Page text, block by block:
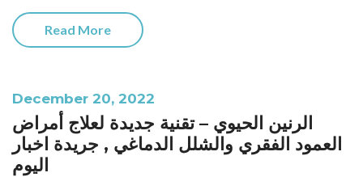
Read More
December 20, 2022
الرنين الحيوي – تقنية جديدة لعلاج أمراض
العمود الفقري والشلل الدماغي , جريدة اخبار
اليوم